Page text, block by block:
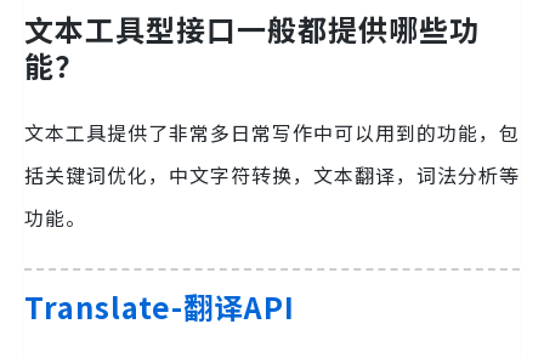
文本工具型接口一般都提供哪些功
能？
文本工具提供了非常多日常写作中可以用到的功能，包
括关键词优化，中文字符转换，文本翻译，词法分析等
功能。
Translate-翻译API